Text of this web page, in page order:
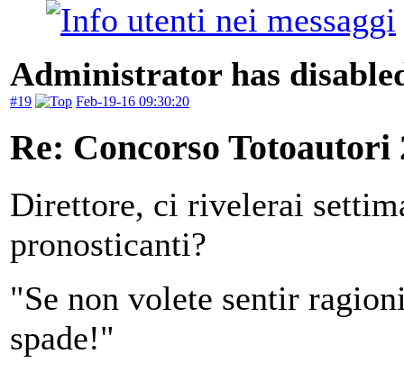
Administrator has
#19 Feb-19-16 09:30:20
Re: Concorso Totoautori
Direttore, ci rivelerai
pronosticanti?
"Se non volete sentir
spade!"